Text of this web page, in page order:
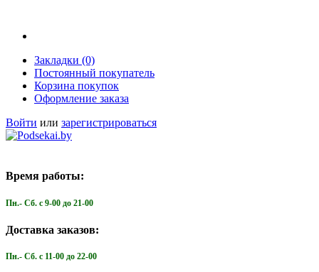
Закладки (0)
Постоянный покупатель
Корзина покупок
Оформление заказа
Войти или зарегистрироваться
Время работы:
Пн.- Cб. с 9-00 до 21-00
Доставка заказов:
Пн.- Cб. с 11-00 до 22-00